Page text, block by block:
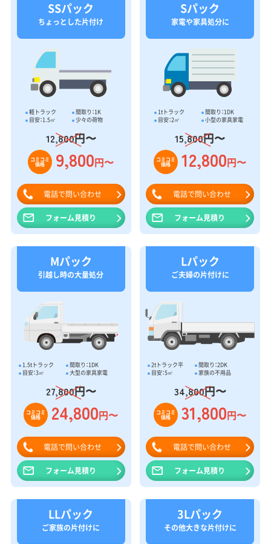
SSパック
ちょっとした片付け
軽トラック
間取り：1K
目安：1.5㎥
少々の荷物
12,800円〜
コミコミ
価格 9,800円〜
電話で問い合わせ
フォーム見積り
Sパック
家電や家具処分に
1tトラック
間取り：1DK
目安：2㎥
小型の家具家電
15,800円〜
コミコミ
価格 12,800円〜
電話で問い合わせ
フォーム見積り
Mパック
引越し時の大量処分
1.5tトラック
間取り：1DK
目安：3㎥
大型の家具家電
27,800円〜
コミコミ
価格 24,800円〜
電話で問い合わせ
フォーム見積り
Lパック
ご夫婦の片付けに
2tトラック平
間取り：2DK
目安：5㎥
家族の不用品
34,800円〜
コミコミ
価格 31,800円〜
電話で問い合わせ
フォーム見積り
LLパック
ご家族の片付けに
3Lパック
その他大きな片付けに